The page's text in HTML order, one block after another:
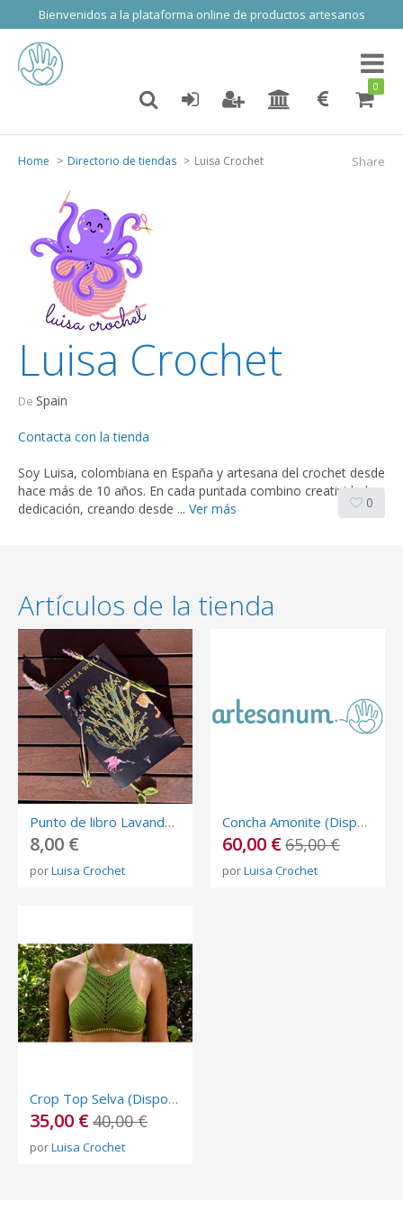
Bienvenidos a la plataforma online de productos artesanos
Toggle
0
Share
Home Directorio de tiendas Luisa Crochet
Luisa Crochet
De Spain
Contacta con la tienda
Soy Luisa, colombiana en España y artesana del crochet desde
hace más de 10 años. En cada puntada combino creatividad y
dedicación, creando desde ... Ver más 0
Artículos de la tienda
Punto de libro Lavanda (Disponible)
8,00 €
porLuisa Crochet
Concha Amonite (Disponible)
60,00 €65,00 €
porLuisa Crochet
Crop Top Selva (Disponible)
35,00 €40,00 €
porLuisa Crochet